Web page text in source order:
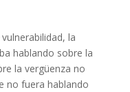
la
hablando sobre la
la vergüenza no
no fuera hablando